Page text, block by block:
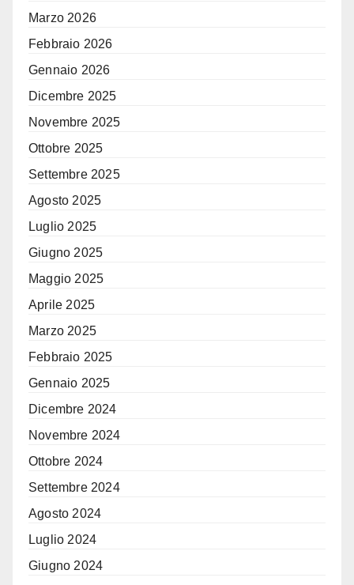
Marzo 2026
Febbraio 2026
Gennaio 2026
Dicembre 2025
Novembre 2025
Ottobre 2025
Settembre 2025
Agosto 2025
Luglio 2025
Giugno 2025
Maggio 2025
Aprile 2025
Marzo 2025
Febbraio 2025
Gennaio 2025
Dicembre 2024
Novembre 2024
Ottobre 2024
Settembre 2024
Agosto 2024
Luglio 2024
Giugno 2024